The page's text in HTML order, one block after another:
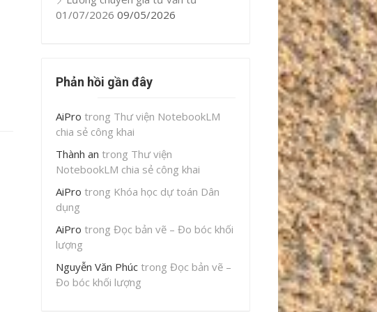
01/07/2026 09/05/2026
Phản hồi gần đây
AiPro trong Thư viện NotebookLM
chia sẻ công khai
Thành an trong Thư viện
NotebookLM chia sẻ công khai
AiPro trong Khóa học dự toán Dân
dụng
AiPro trong Đọc bản vẽ – Đo bóc khối
lượng
Nguyễn Văn Phúc trong Đọc bản vẽ –
Đo bóc khối lượng